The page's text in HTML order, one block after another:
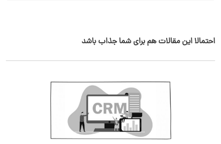
احتمالا این مقالات هم برای شما جذاب باشد